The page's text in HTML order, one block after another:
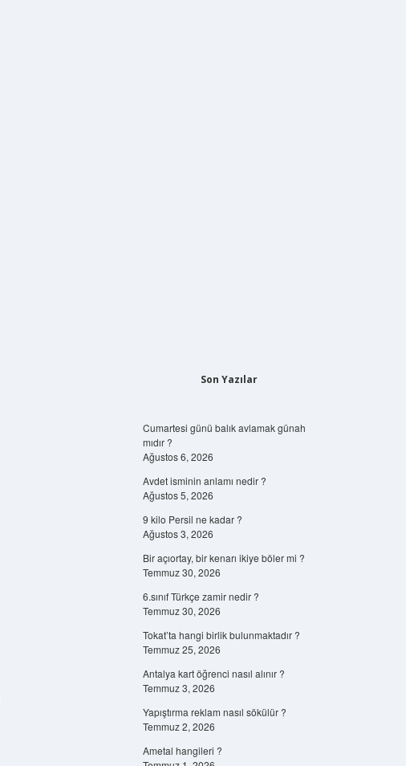
Son Yazılar
Cumartesi günü balık avlamak günah
mıdır ?
Ağustos 6, 2026
Avdet isminin anlamı nedir ?
Ağustos 5, 2026
9 kilo Persil ne kadar ?
Ağustos 3, 2026
Bir açıortay, bir kenarı ikiye böler mi ?
Temmuz 30, 2026
6.sınıf Türkçe zamir nedir ?
Temmuz 30, 2026
Tokat’ta hangi birlik bulunmaktadır ?
Temmuz 25, 2026
Antalya kart öğrenci nasıl alınır ?
Temmuz 3, 2026
Yapıştırma reklam nasıl sökülür ?
Temmuz 2, 2026
Ametal hangileri ?